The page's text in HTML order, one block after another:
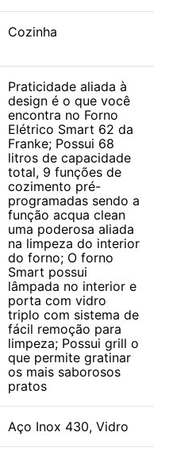
Cozinha
Praticidade aliada à
design é o que você
encontra no Forno
Elétrico Smart 62 da
Franke; Possui 68
litros de capacidade
total, 9 funções de
cozimento pré-
programadas sendo a
função acqua clean
uma poderosa aliada
na limpeza do interior
do forno; O forno
Smart possui
lâmpada no interior e
porta com vidro
triplo com sistema de
fácil remoção para
limpeza; Possui grill o
que permite gratinar
os mais saborosos
pratos
Aço Inox 430, Vidro